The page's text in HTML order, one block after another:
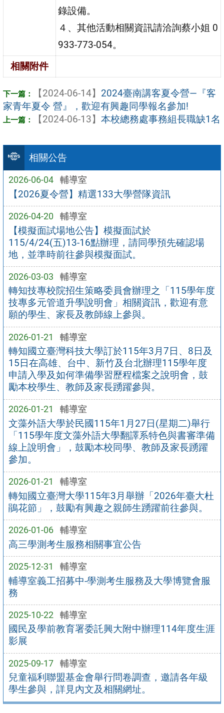
相關公告
2026-06-04 輔導室
【2026夏令營】精選133大學營隊資訊
2026-04-20 輔導室
【模擬面試場地公告】模擬面試於
115/4/24(五)13-16點辦理，請同學預先確認場
地，並準時前往參與模擬面試。
2026-03-03 輔導室
轉知技專校院招生策略委員會辦理之「115學年度
技專多元管道升學說明會」相關資訊，歡迎有意
願的學生、家長及教師線上參與。
2026-01-21 輔導室
轉知國立臺灣科技大學訂於115年3月7日、8日及
15日在高雄、台中、新竹及台北辦理115學年度
申請入學及如何準備學習歷程檔案之說明會，鼓
勵本校學生、教師及家長踴躍參與。
2026-01-21 輔導室
文藻外語大學於民國115年1月27日(星期二)舉行
「115學年度文藻外語大學翻譯系特色與書審準備
線上說明會」，鼓勵本校同學、教師及家長踴躍
參加。
2026-01-21 輔導室
轉知國立臺灣大學115年3月舉辦「2026年臺大杜
鵑花節」，鼓勵有興趣之親師生踴躍前往參與。
2026-01-06 輔導室
高三學測考生服務相關事宜公告
2025-12-31 輔導室
輔導室義工招募中-學測考生服務及大學博覽會服
務
2025-10-22 輔導室
國民及學前教育署委託興大附中辦理114年度生涯
影展
2025-09-17 輔導室
兒童福利聯盟基金會舉行問卷調查，邀請各年級
學生參與，詳見內文及相關網址。
錄設備。
４、其他活動相關資訊請洽詢蔡小姐 0
933-773-054。
相關附件
【2024-06-14】 2024臺南講客夏令營—『客
家青年夏令 營』，歡迎有興趣同學報名參加!
【2024-06-13】 本校總務處事務組長職缺1名